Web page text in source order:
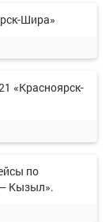
Шира»
«Красноярск-
по
Кызыл».